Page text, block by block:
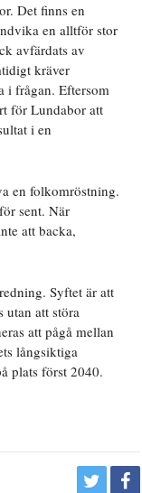
Det finns en
en alltför stor
avfärdats av
kräver
i frågan. Eftersom
för Lundabor att
i en
en folkomröstning.
sent. När
att backa,
Syftet är att
utan att störa
att pågå mellan
långsiktiga
plats först 2040.